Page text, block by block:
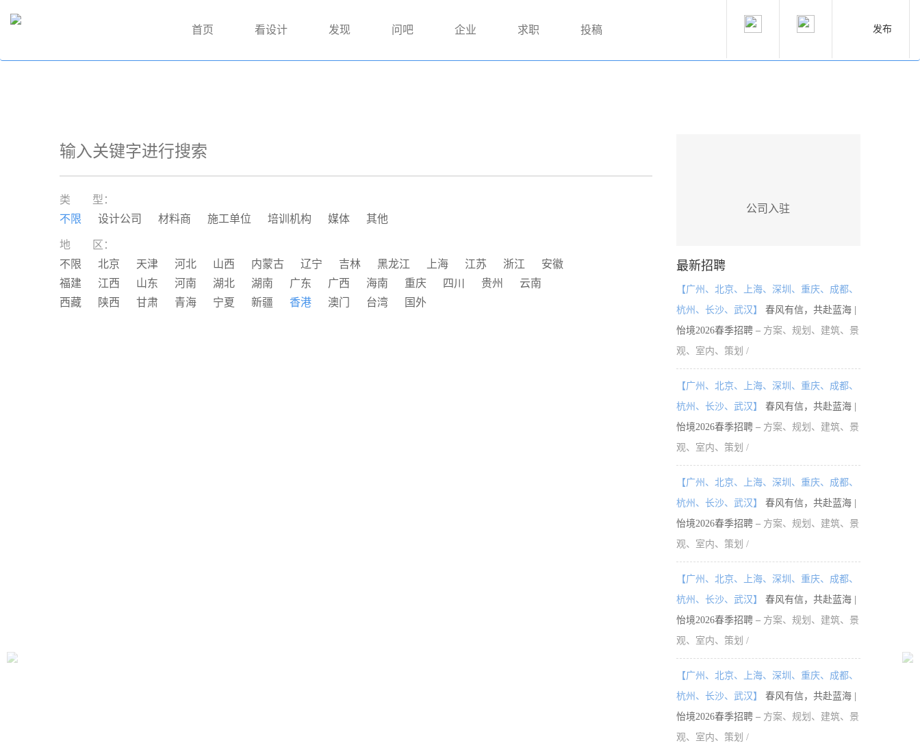
首页 看设计 发现 问吧 企业 求职 投稿 发布
类 型：
不限
设计公司 材料商 施工单位 培训机构 媒体 其他
地 区：
不限
北京 天津 河北 山西 内蒙古 辽宁 吉林 黑龙江 上海 江苏 浙江
安徽
福建
江西 山东 河南 湖北 湖南 广东 广西 海南 重庆 四川 贵州
云南
西藏
陕西 甘肃 青海 宁夏 新疆 香港 澳门 台湾 国外
公司入驻
最新招聘
【广州、北京、上海、深圳、重庆、成都、
杭州、长沙、武汉】
春风有信，共赴蓝海 |
怡境2026春季招聘 – 方案、规划、建筑、景
观、室内、策划 /
【广州、北京、上海、深圳、重庆、成都、
杭州、长沙、武汉】
春风有信，共赴蓝海 |
怡境2026春季招聘 – 方案、规划、建筑、景
观、室内、策划 /
【广州、北京、上海、深圳、重庆、成都、
杭州、长沙、武汉】
春风有信，共赴蓝海 |
怡境2026春季招聘 – 方案、规划、建筑、景
观、室内、策划 /
【广州、北京、上海、深圳、重庆、成都、
杭州、长沙、武汉】
春风有信，共赴蓝海 |
怡境2026春季招聘 – 方案、规划、建筑、景
观、室内、策划 /
【广州、北京、上海、深圳、重庆、成都、
杭州、长沙、武汉】
春风有信，共赴蓝海 |
怡境2026春季招聘 – 方案、规划、建筑、景
观、室内、策划 /